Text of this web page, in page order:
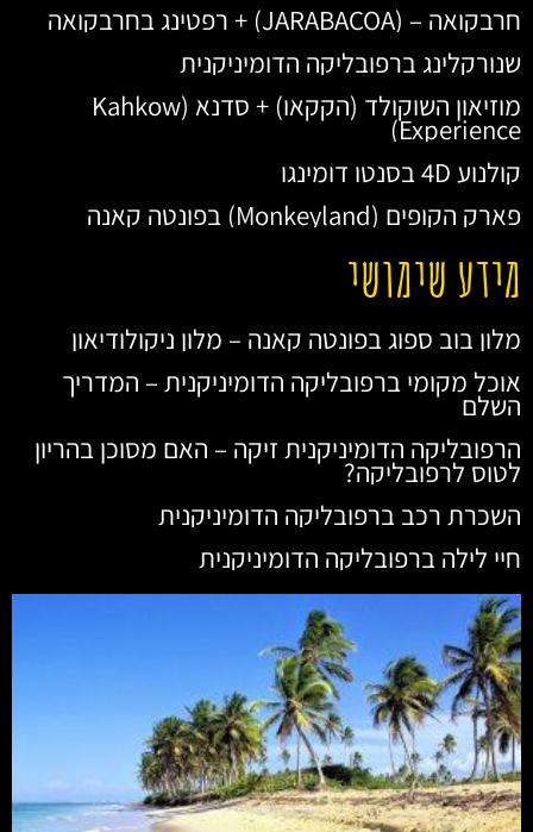
חרבקואה – (JARABACOA) + רפטינג בחרבקואה
שנורקלינג ברפובליקה הדומיניקנית
מוזיאון השוקולד (הקקאו) + סדנא (Kahkow
Experience)
קולנוע 4D בסנטו דומינגו
פארק הקופים (Monkeyland) בפונטה קאנה
מידע שימושי
מלון בוב ספוג בפונטה קאנה – מלון ניקולודיאון
אוכל מקומי ברפובליקה הדומיניקנית – המדריך
השלם
הרפובליקה הדומיניקנית זיקה – האם מסוכן בהריון
לטוס לרפובליקה?
השכרת רכב ברפובליקה הדומיניקנית
חיי לילה ברפובליקה הדומיניקנית